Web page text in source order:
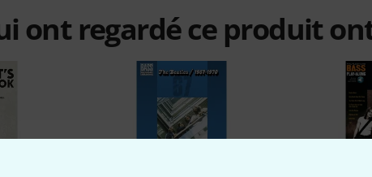
ont regardé ce produit